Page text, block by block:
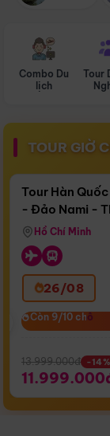
Combo Du
lịch
Tour
TOUR GIỜ
Còn17 ngày
Bay Sun
Tour Hàn
- Đảo Nami -
Airways)
Hồ Chí Minh
26/08
Còn 9/10 chỗ
Còn 9/10 chỗ
13.999.000đ -14%